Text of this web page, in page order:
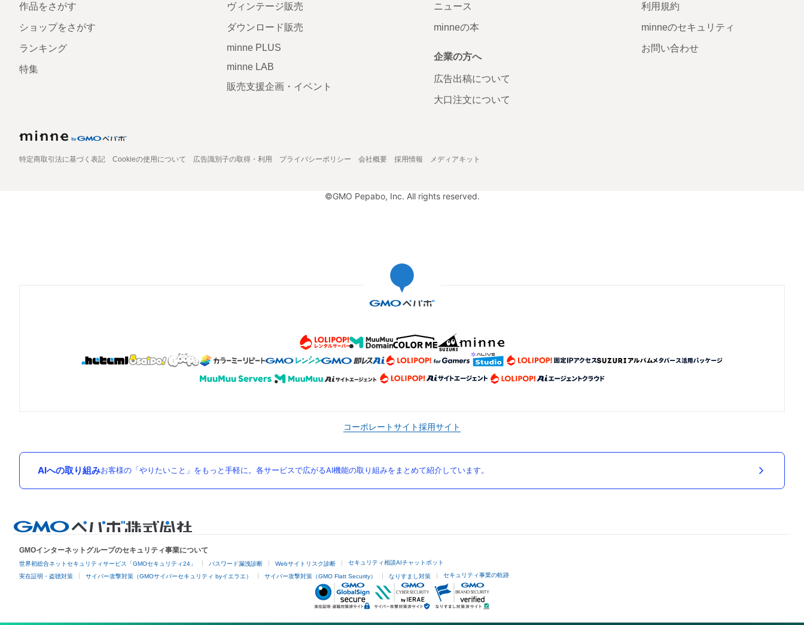
作品をさがす
ショップをさがす
ランキング
特集
ヴィンテージ販売
ダウンロード販売
minne PLUS
minne LAB
販売支援企画・イベント
ニュース
minneの本
企業の方へ
広告出稿について
大口注文について
利用規約
minneのセキュリティ
お問い合わせ
特定商取引法に基づく表記 Cookieの使用について 広告識別子の取得・利用 プライバシーポリシー 会社概要 採用情報 メディアキット
©GMO Pepabo, Inc. All rights reserved.
コーポレートサイト採用サイト
AIへの取り組みお客様の「やりたいこと」をもっと手軽に。各サービスで広がるAI機能の取り組みをまとめて紹介しています。
GMOインターネットグループのセキュリティ事業について
世界初総合ネットセキュリティサービス「GMOセキュリティ24」 パスワード漏洩診断 Webサイトリスク診断 セキュリティ相談AIチャットボット
実在証明・盗聴対策 サイバー攻撃対策（GMOサイバーセキュリティ byイエラエ） サイバー攻撃対策（GMO Flatt Security） なりすまし対策 セキュリティ事業の軌跡